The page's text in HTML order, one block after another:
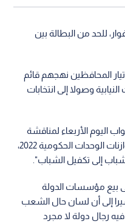
للحد من البطالة بين
المحافظين نهجهم قائم
وصولا إلى انتخابات
اليوم الأربعاء لمناقشة
مشروعي قانوني الموازنة العامة وموازنات الوحدات الحكومية 2022،
إلى تكفيل الشباب".
بيع مؤسسات الدولة
مشيرا إلى أن لسان حال الشعب
رجال دولة لا مجرد